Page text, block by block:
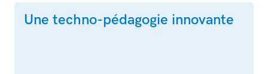
Une techno-pédagogie innovante